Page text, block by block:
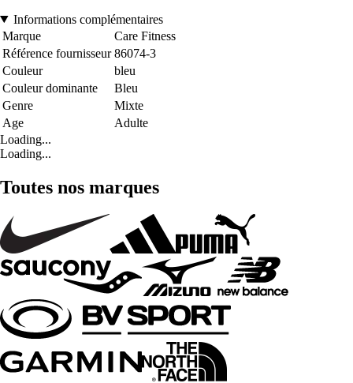
Informations complémentaires
Marque
Care Fitness
Référence fournisseur 86074-3
Couleur
bleu
Couleur dominante
Bleu
Genre
Mixte
Age
Adulte
Loading...
Loading...
Toutes nos marques